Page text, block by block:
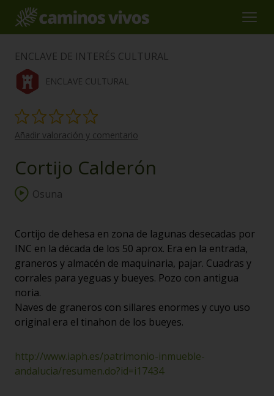
ENCLAVE DE INTERÉS CULTURAL
ENCLAVE CULTURAL
Añadir valoración y comentario
Cortijo Calderón
Osuna
Cortijo de dehesa en zona de lagunas desecadas por
INC en la década de los 50 aprox. Era en la entrada,
graneros y almacén de maquinaria, pajar. Cuadras y
corrales para yeguas y bueyes. Pozo con antigua
noria.
Naves de graneros con sillares enormes y cuyo uso
original era el tinahon de los bueyes.
http://www.iaph.es/patrimonio-inmueble-
andalucia/resumen.do?id=i17434